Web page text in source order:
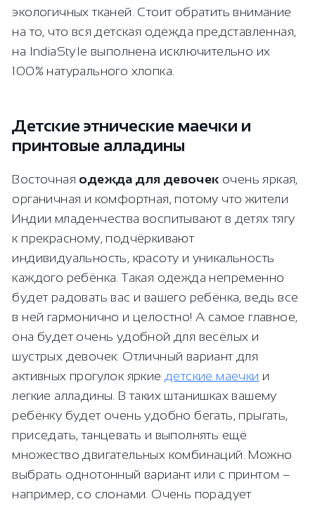
экологичных тканей. Стоит обратить внимание
на то, что вся детская одежда представленная,
на IndiaStyle выполнена исключительно их
100% натурального хлопка.
Детские этнические маечки и
принтовые алладины
Восточная одежда для девочек очень яркая,
органичная и комфортная, потому что жители
Индии младенчества воспитывают в детях тягу
к прекрасному, подчёркивают
индивидуальность, красоту и уникальность
каждого ребёнка. Такая одежда непременно
будет радовать вас и вашего ребёнка, ведь все
в ней гармонично и целостно! А самое главное,
она будет очень удобной для весёлых и
шустрых девочек. Отличный вариант для
активных прогулок яркие детские маечки и
легкие алладины. В таких штанишках вашему
ребёнку будет очень удобно бегать, прыгать,
приседать, танцевать и выполнять ещё
множество двигательных комбинаций. Можно
выбрать однотонный вариант или с принтом –
например, со слонами. Очень порадует